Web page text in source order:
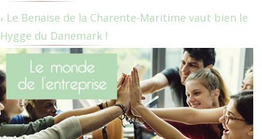
Le Benaise de la Charente-Maritime vaut bien le
Hygge du Danemark !